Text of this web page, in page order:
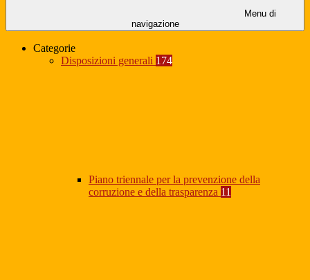
Menu di
navigazione
Categorie
Disposizioni generali 174
Piano triennale per la prevenzione della
corruzione e della trasparenza 11